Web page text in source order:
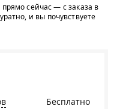
сейчас — с заказа в
и вы почувствуете
Бесплатно